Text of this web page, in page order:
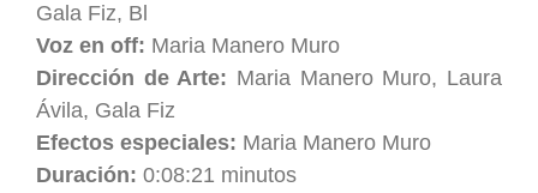
Gala Fiz, Bl
Voz en off: Maria Manero Muro
Dirección de Arte: Maria Manero Muro, Laura
Ávila, Gala Fiz
Efectos especiales: Maria Manero Muro
Duración: 0:08:21 minutos